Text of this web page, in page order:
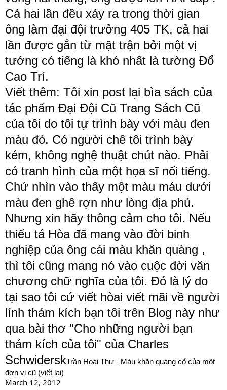
Cả hai lần đều xảy ra trong thời gian
ông làm đại đội trưởng 405 TK, cả hai
lần được gắn từ mặt trận bởi một vị
tướng có tiếng là khó nhất là tường Đổ
Cao Trí.
Viết thêm: Tôi xin post lại bìa sách của
tác phẩm Đại Đội Cũ Trang Sách Cũ
của tôi do tôi tự trình bày với màu đen
màu đỏ. Có người chê tôi trình bày
kém, không nghệ thuật chút nào. Phải
có tranh hình của một họa sĩ nổi tiếng.
Chứ nhìn vào thấy một màu máu dưới
màu đen ghê rợn như lòng địa phủ.
Nhưng xin hãy thông cảm cho tôi. Nếu
thiếu tá Hòa đã mang vào đời binh
nghiệp của ông cái màu khăn quàng ,
thì tôi cũng mang nó vào cuộc đời văn
chương chữ nghĩa của tôi. Đó là lý do
tại sao tôi cứ viết hòai viết mãi về người
lính thám kích bạn tôi trên Blog này như
qua bài thơ "Cho những người bạn
thám kích của tôi" của Charles
SchwiderskTrần Hoài Thư - Màu khăn quàng cổ của một
đơn vị cũ (viết lại)
March 12, 2012